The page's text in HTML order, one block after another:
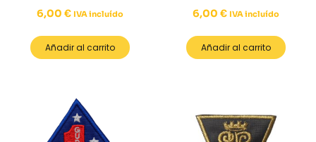
6,00 € IVA incluído
Añadir al carrito
6,00 € IVA incluído
Añadir al carrito